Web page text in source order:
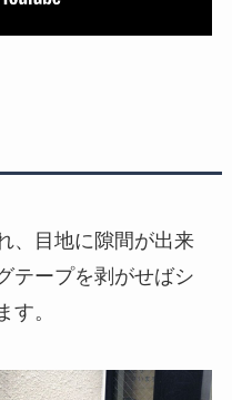
、目地に隙間が出来
テープを剥がせばシ
す。